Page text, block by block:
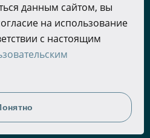
российским законодательством
Любое использование
возможно только
(ООО «Крылья») и при строгом
сетевых ресурсов –
данным сайтом, вы
на использование
с настоящим